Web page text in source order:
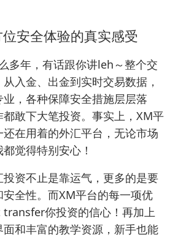
安全体验的真实感受
多年，有话跟你讲leh～整个交
入金、出金到实时交易数据，
，各种保障安全措施层层落
敢下大笔投资。事实上，XM平
在用着的外汇平台，无论市场
觉得特别安心！
资不止是靠运气，更多的是要
全性。而XM平台的每一项优
你投资的信心！再加上
和丰富的教学资源，新手也能